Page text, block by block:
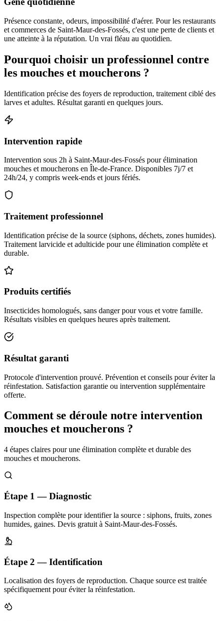
Présence constante, odeurs, impossibilité d'aérer. Pour les restaurants
et commerces de Saint-Maur-des-Fossés, c'est une perte de clients et
une atteinte à la réputation. Un vrai fléau au quotidien.
Pourquoi choisir un professionnel contre
les mouches et moucherons ?
Identification précise des foyers de reproduction, traitement ciblé des
larves et adultes. Résultat garanti en quelques jours.
Intervention rapide
Intervention sous 2h à Saint-Maur-des-Fossés pour élimination
mouches et moucherons en Île-de-France. Disponibles 7j/7 et
24h/24, y compris week-ends et jours fériés.
Traitement professionnel
Identification précise de la source (siphons, déchets, zones humides).
Traitement larvicide et adulticide pour une élimination complète et
durable.
Produits certifiés
Insecticides homologués, sans danger pour vous et votre famille.
Résultats visibles en quelques heures après traitement.
Résultat garanti
Protocole d'intervention prouvé. Prévention et conseils pour éviter la
réinfestation. Satisfaction garantie ou intervention supplémentaire
offerte.
Comment se déroule notre intervention
mouches et moucherons ?
4 étapes claires pour une élimination complète et durable des
mouches et moucherons.
Étape 1 — Diagnostic
Inspection complète pour identifier la source : siphons, fruits, zones
humides, gaines. Devis gratuit à Saint-Maur-des-Fossés.
Étape 2 — Identification
Localisation des foyers de reproduction. Chaque source est traitée
spécifiquement pour éviter la réinfestation.